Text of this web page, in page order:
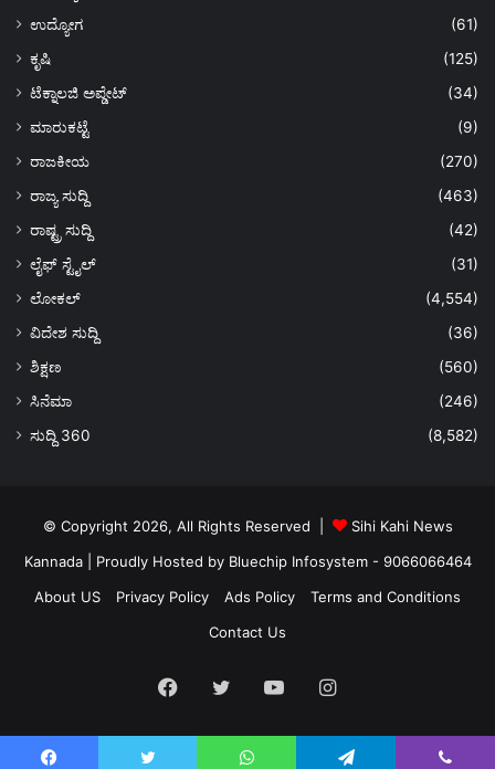
ಉದ್ಯೋಗ
(61)
ಕೃಷಿ
(125)
ಟೆಕ್ನಾಲಜಿ ಅಪ್ಡೇಟ್
(34)
ಮಾರುಕಟ್ಟೆ
(9)
ರಾಜಕೀಯ
(270)
ರಾಜ್ಯ ಸುದ್ದಿ
(463)
ರಾಷ್ಟ್ರ ಸುದ್ದಿ
(42)
ಲೈಫ್ ಸ್ಟೈಲ್
(31)
ಲೋಕಲ್
(4,554)
ವಿದೇಶ ಸುದ್ದಿ
(36)
ಶಿಕ್ಷಣ
(560)
ಸಿನೆಮಾ
(246)
ಸುದ್ದಿ 360
(8,582)
© Copyright 2026, All Rights Reserved |
Sihi Kahi News
Kannada| Proudly Hosted by Bluechip Infosystem - 9066066464
About US
Privacy Policy Ads Policy
Terms and Conditions
Contact Us
Facebook
TwitterYouTubeInstagram